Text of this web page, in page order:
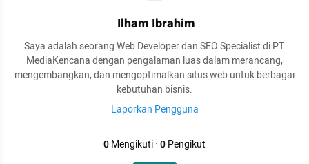
Ilham Ibrahim
Saya adalah seorang Web Developer dan SEO Specialist di PT.
MediaKencana dengan pengalaman luas dalam merancang,
mengembangkan, dan mengoptimalkan situs web untuk berbagai
kebutuhan bisnis.
Laporkan Pengguna
0Mengikuti·0Pengikut